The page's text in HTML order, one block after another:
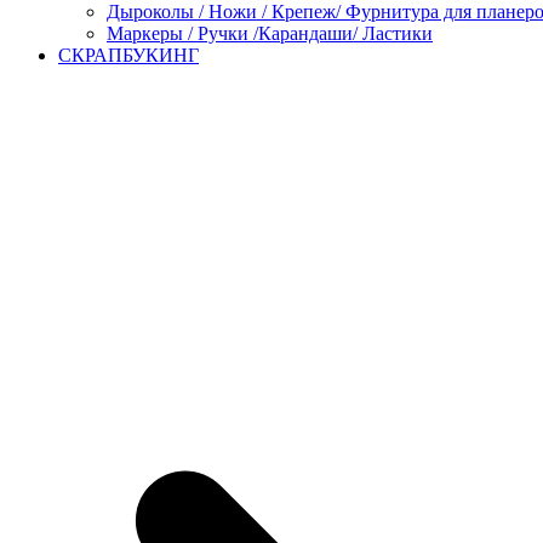
Дыроколы / Ножи / Крепеж/ Фурнитура для
Маркеры / Ручки /Карандаши/ Ластики
СКРАПБУКИНГ